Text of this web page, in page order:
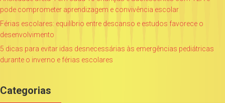
pode comprometer aprendizagem e convivência escolar
Férias escolares: equilíbrio entre descanso e estudos favorece o
desenvolvimento
5 dicas para evitar idas desnecessárias às emergências pediátricas
durante o inverno e férias escolares
Categorias